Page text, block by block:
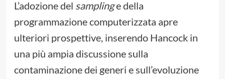
L’adozione del samplinge della
programmazione computerizzata apre
ulteriori prospettive, inserendo Hancock in
una più ampia discussione sulla
contaminazione dei generi e sull’evoluzione